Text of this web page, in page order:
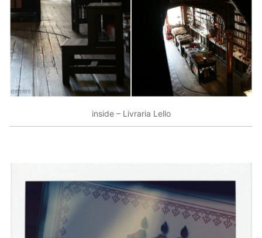
inside – Livraria Lello